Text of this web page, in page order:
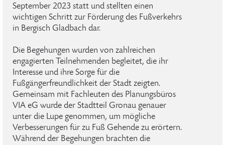
September 2023 statt und stellten einen
wichtigen Schritt zur Förderung des Fußverkehrs
in Bergisch Gladbach dar.
Die Begehungen wurden von zahlreichen
engagierten Teilnehmenden begleitet, die ihr
Interesse und ihre Sorge für die
Fußgängerfreundlichkeit der Stadt zeigten.
Gemeinsam mit Fachleuten des Planungsbüros
VIA eG wurde der Stadtteil Gronau genauer
unter die Lupe genommen, um mögliche
Verbesserungen für zu Fuß Gehende zu erörtern.
Während der Begehungen brachten die